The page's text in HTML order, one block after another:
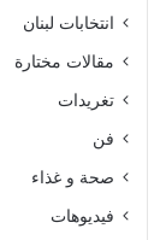
انتخابات لبنان
مقالات مختارة
تغريدات
فن
صحة و غذاء
فيديوهات